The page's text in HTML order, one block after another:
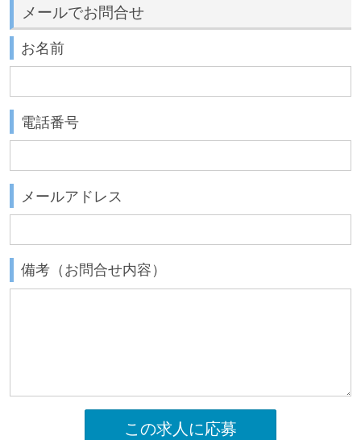
メールでお問合せ
お名前
電話番号
メールアドレス
備考（お問合せ内容）
この求人に応募